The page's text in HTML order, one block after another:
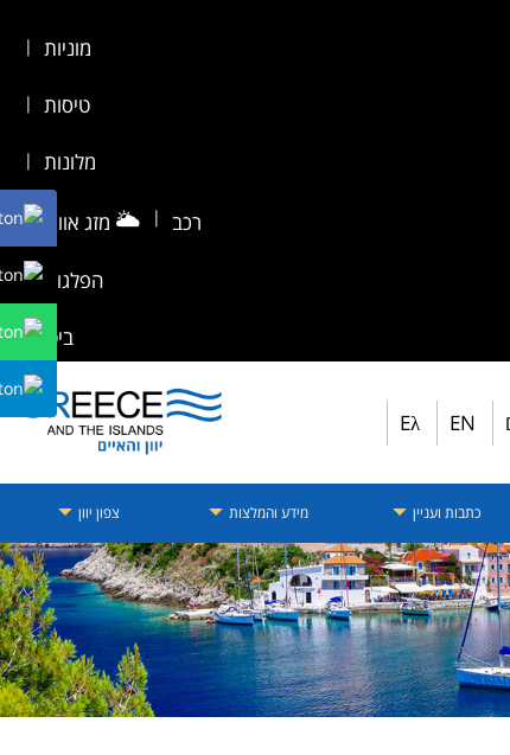
מוניות |
טיסות |
מלונות |
רכב |
🌥️ מזג אוויר |
הפלגות |
ביטוח
EN
Eλ
כתבות ועניין מידע והמלצות צפון יוון